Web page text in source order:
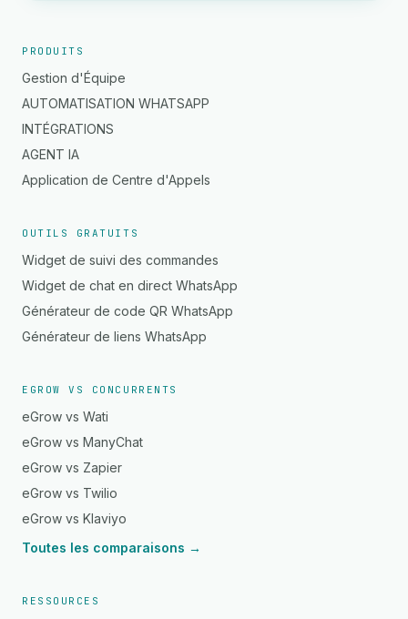
PRODUITS
Gestion d'Équipe
AUTOMATISATION WHATSAPP
INTÉGRATIONS
AGENT IA
Application de Centre d'Appels
OUTILS GRATUITS
Widget de suivi des commandes
Widget de chat en direct WhatsApp
Générateur de code QR WhatsApp
Générateur de liens WhatsApp
EGROW VS CONCURRENTS
eGrow vs Wati
eGrow vs ManyChat
eGrow vs Zapier
eGrow vs Twilio
eGrow vs Klaviyo
Toutes les comparaisons →
RESSOURCES